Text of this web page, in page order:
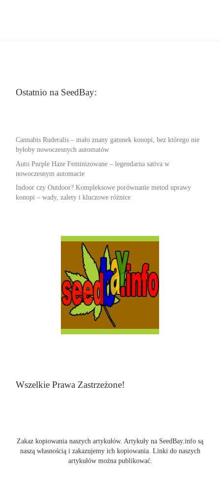
Ostatnio na SeedBay:
Cannabis Ruderalis – mało znany gatunek konopi, bez którego nie
byłoby nowoczesnych automatów
Auto Purple Haze Feminizowane – legendarna sativa w
nowoczesnym automacie
Indoor czy Outdoor? Kompleksowe porównanie metod uprawy
konopi – wady, zalety i kluczowe różnice
Wszelkie Prawa Zastrzeżone!
Zakaz kopiowania naszych artykułów. Artykuły na SeedBay.info są
naszą własnością i zakazujemy ich kopiowania. Linki do naszych
artykułów można publikować.